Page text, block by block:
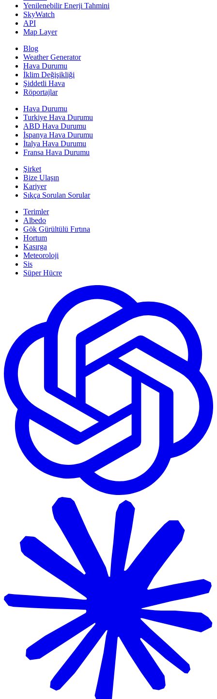
Yenilenebilir Enerji Tahmini
SkyWatch
API
Map Layer
Blog
Weather Generator
Hava Durumu
İklim Değişikliği
Şiddetli Hava
Röportajlar
Hava Durumu
Turkiye Hava Durumu
ABD Hava Durumu
İspanya Hava Durumu
İtalya Hava Durumu
Fransa Hava Durumu
Şirket
Bize Ulaşın
Kariyer
Sıkça Sorulan Sorular
Terimler
Albedo
Gök Gürültülü Fırtına
Hortum
Kasırga
Meteoroloji
Sis
Süper Hücre